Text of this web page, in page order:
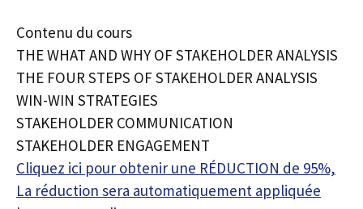
Contenu du cours
THE WHAT AND WHY OF STAKEHOLDER ANALYSIS
THE FOUR STEPS OF STAKEHOLDER ANALYSIS
WIN-WIN STRATEGIES
STAKEHOLDER COMMUNICATION
STAKEHOLDER ENGAGEMENT
Cliquez ici pour obtenir une RÉDUCTION de 95%,
La réduction sera automatiquement appliquée